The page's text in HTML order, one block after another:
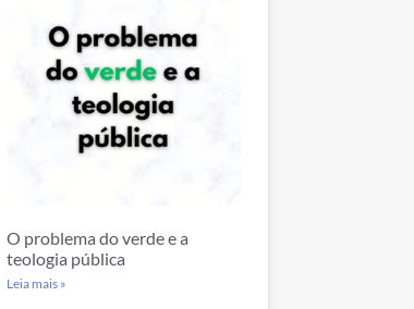
O problema do verde e a
teologia pública
Leia mais »